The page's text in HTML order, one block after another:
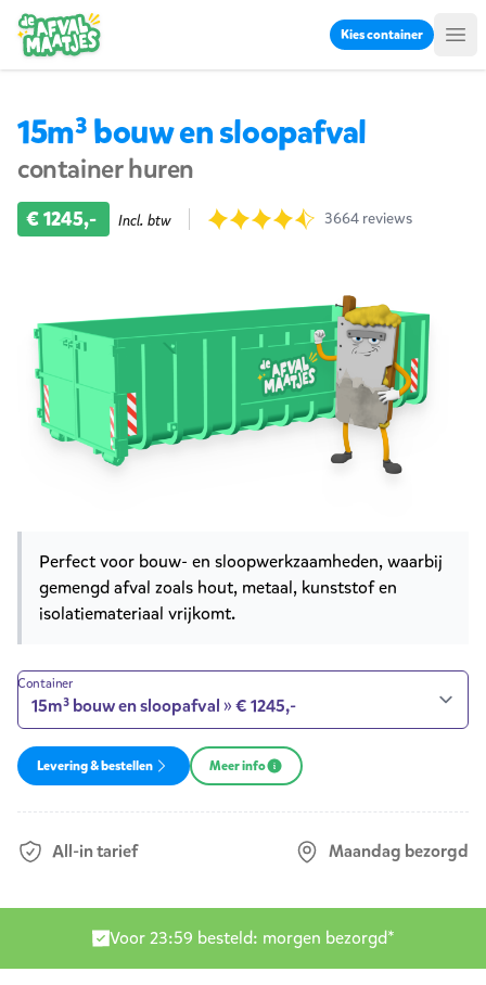
Kies container
15m³ bouw en sloopafval
container huren
Product informatie
€ 1245,- Incl. btw
Reviews
3664 reviews
Korte omschrijving
Perfect voor bouw- en sloopwerkzaamheden, waarbij
gemengd afval zoals hout, metaal, kunststof en
isolatiemateriaal vrijkomt.
Container
Levering & bestellen Meer info
All-in tarief Maandag bezorgd
Levering door heel Nederland